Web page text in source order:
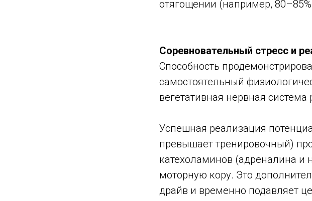
отягощении (например,
Соревновательный стресс и
Способность
самостоятельный
вегетативная нервная система
Успешная реализация
превышает тренировочный)
катехоламинов (адреналина и
моторную кору. Это
драйв и временно подавляет